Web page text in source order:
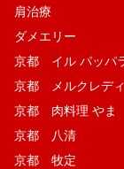
肩治療
ダメエリー
京都 イル パッパ
京都 メルクレディ
京都 肉料理 やま
京都 八清
京都 牧定